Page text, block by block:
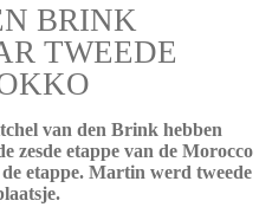
BRINK
TWEEDE
van den Brink hebben
zesde etappe van de Morocco
etappe. Martin werd tweede